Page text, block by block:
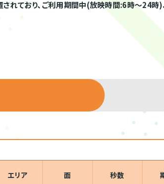
れており、ご利用期間中(放映時間:6時～24時)
エリア 面 秒数